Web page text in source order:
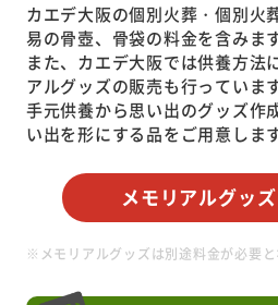
カエデ大阪の個別火葬・個別火
易の骨壺、骨袋の料金を含みます
また、カエデ大阪では供養方法
アルグッズの販売も行っています
手元供養から思い出のグッズ作
い出を形にする品をご用意します
メモリアルグッ
※メモリアルグッズは別途料金が必要と